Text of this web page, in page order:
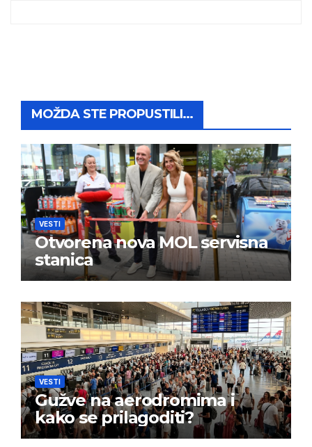
MOŽDA STE PROPUSTILI...
VESTI
Otvorena nova MOL servisna
stanica
VESTI
Gužve na aerodromima i
kako se prilagoditi?